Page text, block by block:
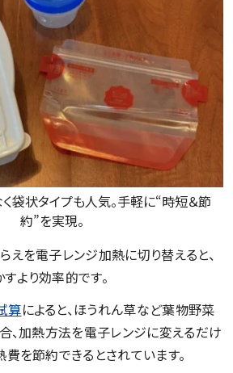
袋状タイプも人気。手軽に“時短＆節
約”を実現。
えを電子レンジ加熱に切り替えると、
より効率的です。
算によると、ほうれん草など葉物野菜
、加熱方法を電子レンジに変えるだけ
を節約できるとされています。